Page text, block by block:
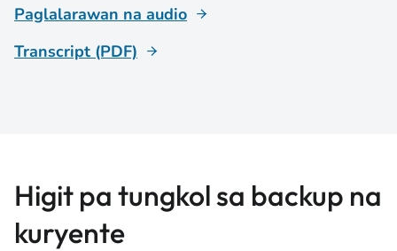
Paglalarawan na audio
Transcript (PDF)
Higit pa tungkol sa backup na
kuryente